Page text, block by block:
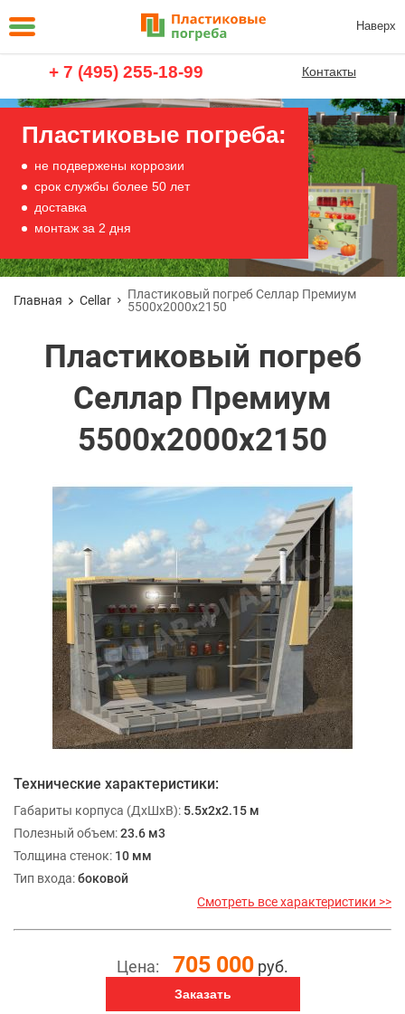
Наверх
+ 7 (495) 255-18-99 Контакты
Пластиковые погреба:
не подвержены коррозии
срок службы более 50 лет
доставка
монтаж за 2 дня
Главная Cellar
Пластиковый погреб Селлар Премиум
5500х2000х2150
Пластиковый погреб
Селлар Премиум
5500х2000х2150
Технические характеристики:
Габариты корпуса (ДхШхВ): 5.5x2x2.15 м
Полезный объем:23.6 м3
Толщина стенок: 10 мм
Тип входа:боковой
Смотреть все характеристики >>
Цена: 705 000 руб.
Заказать